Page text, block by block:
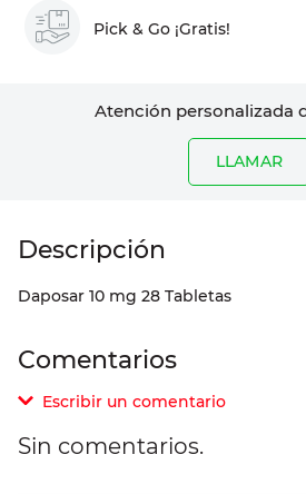
Pick & Go ¡Gratis!
Atención personalizada
LLAMAR
Daposar 10 mg 28 Tabletas
Comentarios
Escribir un comentario
Sin comentarios.